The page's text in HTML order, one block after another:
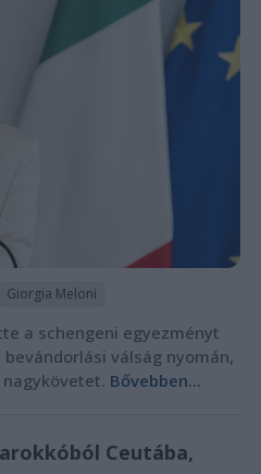
Giorgia Meloni
a schengeni egyezményt
válság nyomán,
Bővebben...
Ceutába,